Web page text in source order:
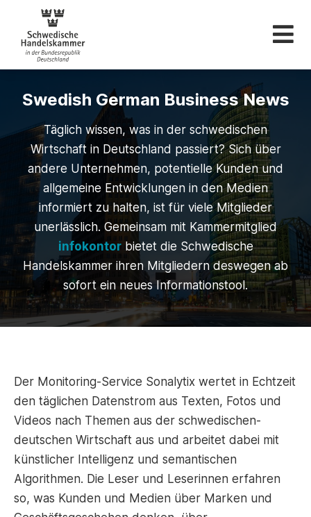
Schwedische
Swedish German Business News
Täglich wissen, was in der schwedischen
Wirtschaft in Deutschland passiert? Sich über
andere Unternehmen, potentielle Kunden und
allgemeine Entwicklungen in den Medien
informiert zu halten, ist für viele Mitglieder
unerlässlich. Gemeinsam mit Kammermitglied
infokontorbietet die Schwedische
Handelskammer ihren Mitgliedern deswegen ab
sofort ein neues Informationstool.
Der Monitoring-Service Sonalytix wertet in Echtzeit
den täglichen Datenstrom aus Texten, Fotos und
Videos nach Themen aus der schwedischen-
deutschen Wirtschaft aus und arbeitet dabei mit
künstlicher Intelligenz und semantischen
Algorithmen. Die Leser und Leserinnen erfahren
so, was Kunden und Medien über Marken und